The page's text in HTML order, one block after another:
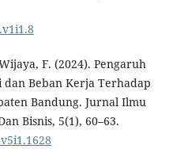
F. (2024). Pengaruh
Beban Kerja Terhadap
Bandung. Jurnal Ilmu
Bisnis, 5(1), 60–63.